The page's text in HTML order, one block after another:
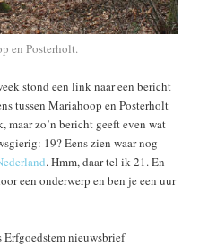
en Posterholt.
stond een link naar een bericht
tussen Mariahoop en Posterholt
zo’n bericht geeft even wat
19? Eens zien waar nog
. Hmm, daar tel ik 21. En
een onderwerp en ben je een uur
Erfgoedstem nieuwsbrief